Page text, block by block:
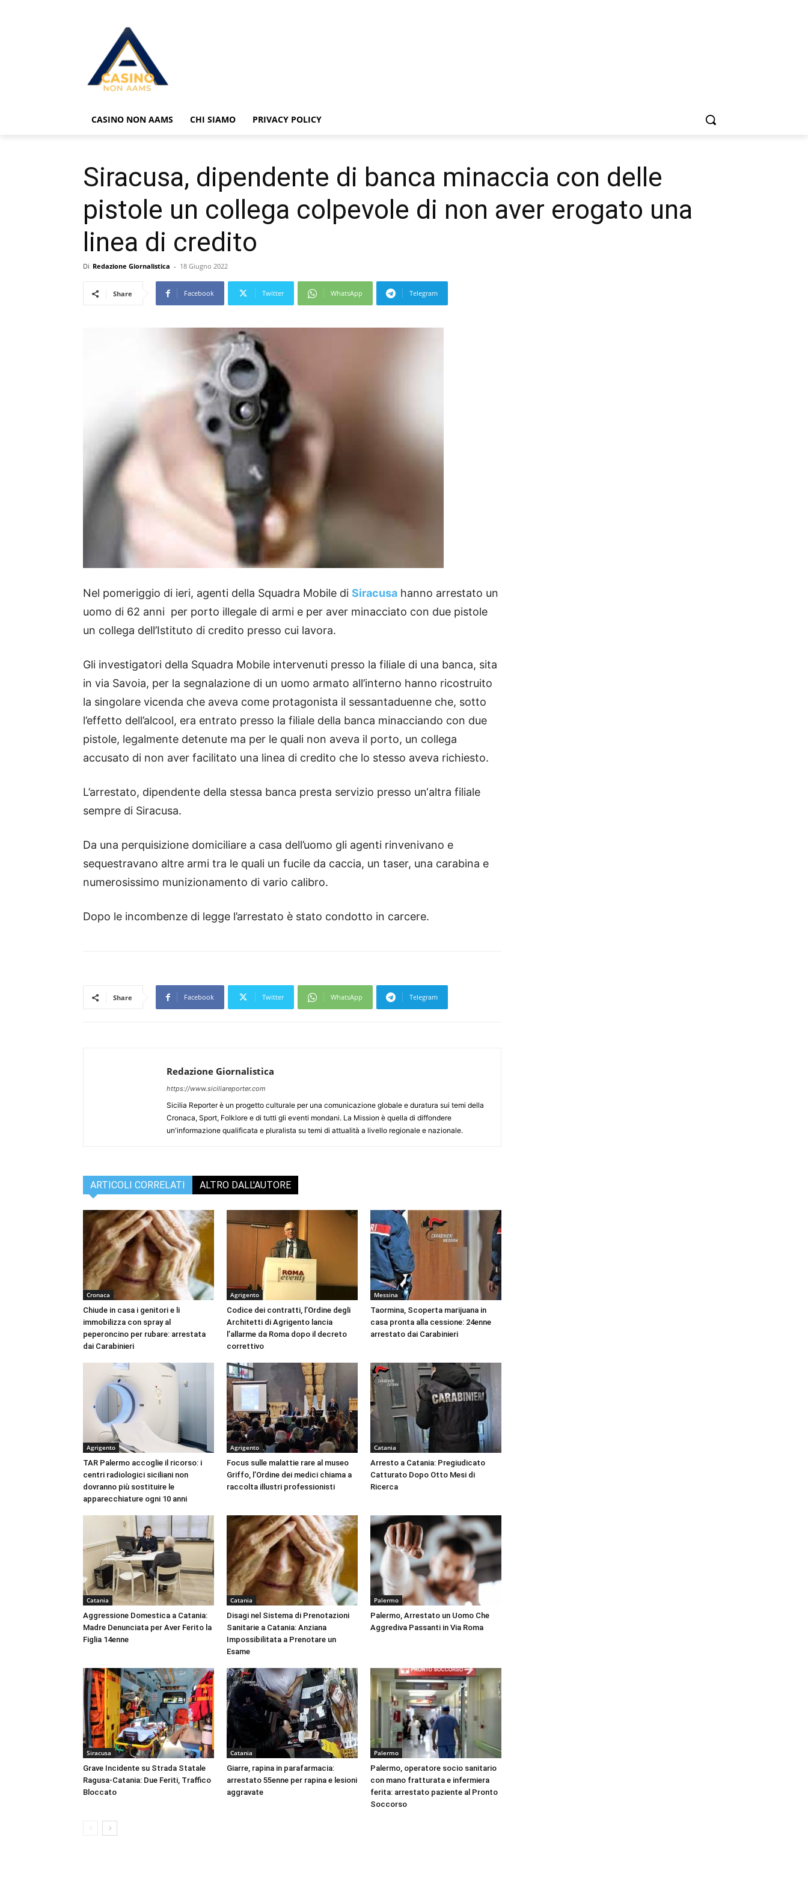
CASINO NON AAMS CHI SIAMO PRIVACY POLICY
Siracusa, dipendente di banca minaccia con delle
pistole un collega colpevole di non aver erogato una
linea di credito
Di Redazione Giornalistica - 18 Giugno 2022
Share Facebook Twitter WhatsApp Telegram
Nel pomeriggio di ieri, agenti della Squadra Mobile di Siracusa hanno arrestato un
uomo di 62 anni per porto illegale di armi e per aver minacciato con due pistole
un collega dell’Istituto di credito presso cui lavora.
Gli investigatori della Squadra Mobile intervenuti presso la filiale di una banca, sita
in via Savoia, per la segnalazione di un uomo armato all’interno hanno ricostruito
la singolare vicenda che aveva come protagonista il sessantaduenne che, sotto
l’effetto dell’alcool, era entrato presso la filiale della banca minacciando con due
pistole, legalmente detenute ma per le quali non aveva il porto, un collega
accusato di non aver facilitato una linea di credito che lo stesso aveva richiesto.
L’arrestato, dipendente della stessa banca presta servizio presso un‘altra filiale
sempre di Siracusa.
Da una perquisizione domiciliare a casa dell’uomo gli agenti rinvenivano e
sequestravano altre armi tra le quali un fucile da caccia, un taser, una carabina e
numerosissimo munizionamento di vario calibro.
Dopo le incombenze di legge l’arrestato è stato condotto in carcere.
Share Facebook Twitter WhatsApp Telegram
Redazione Giornalistica
https://www.siciliareporter.com
Sicilia Reporter è un progetto culturale per una comunicazione globale e duratura sui temi della
Cronaca, Sport, Folklore e di tutti gli eventi mondani. La Mission è quella di diffondere
un'informazione qualificata e pluralista su temi di attualità a livello regionale e nazionale.
ARTICOLI CORRELATI ALTRO DALL'AUTORE
Cronaca
Chiude in casa i genitori e li
immobilizza con spray al
peperoncino per rubare: arrestata
dai Carabinieri
Agrigento
Codice dei contratti, l’Ordine degli
Architetti di Agrigento lancia
l’allarme da Roma dopo il decreto
correttivo
Messina
Taormina, Scoperta marijuana in
casa pronta alla cessione: 24enne
arrestato dai Carabinieri
Agrigento
TAR Palermo accoglie il ricorso: i
centri radiologici siciliani non
dovranno più sostituire le
apparecchiature ogni 10 anni
Agrigento
Focus sulle malattie rare al museo
Griffo, l’Ordine dei medici chiama a
raccolta illustri professionisti
Catania
Arresto a Catania: Pregiudicato
Catturato Dopo Otto Mesi di
Ricerca
Catania
Aggressione Domestica a Catania:
Madre Denunciata per Aver Ferito la
Figlia 14enne
Catania
Disagi nel Sistema di Prenotazioni
Sanitarie a Catania: Anziana
Impossibilitata a Prenotare un
Esame
Palermo
Palermo, Arrestato un Uomo Che
Aggrediva Passanti in Via Roma
Siracusa
Grave Incidente su Strada Statale
Ragusa-Catania: Due Feriti, Traffico
Bloccato
Catania
Giarre, rapina in parafarmacia:
arrestato 55enne per rapina e lesioni
aggravate
Palermo
Palermo, operatore socio sanitario
con mano fratturata e infermiera
ferita: arrestato paziente al Pronto
Soccorso